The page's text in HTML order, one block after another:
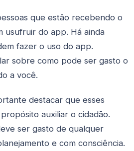
que estão recebendo o
usufruir do app. Há ainda
fazer o uso do app.
sobre como pode ser gasto o
a você.
destacar que esses
auxiliar o cidadão.
ser gasto de qualquer
e com consciência.